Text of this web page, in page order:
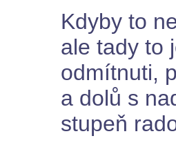
Kdyby to
ale tady to
odmítnuti,
a dolů s
stupeň